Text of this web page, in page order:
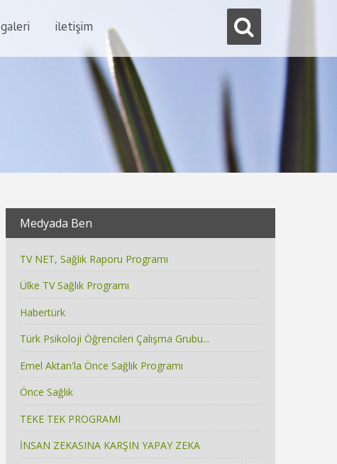
galeri i̇letişim
Medyada Ben
TV NET, Sağlık Raporu Programı
Ülke TV Sağlık Programı
Habertürk
Türk Psikoloji Öğrencileri Çalışma Grubu...
Emel Aktan'la Önce Sağlık Programı
Önce Sağlık
TEKE TEK PROGRAMI
İNSAN ZEKASINA KARŞIN YAPAY ZEKA